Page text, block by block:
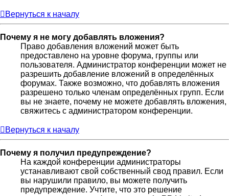
Вернуться к началу
Почему я не могу добавлять вложения?
Право добавления вложений может быть
предоставлено на уровне форума, группы или
пользователя. Администратор конференции может не
разрешить добавление вложений в определённых
форумах. Также возможно, что добавлять вложения
разрешено только членам определённых групп. Если
вы не знаете, почему не можете добавлять вложения,
свяжитесь с администратором конференции.
Вернуться к началу
Почему я получил предупреждение?
На каждой конференции администраторы
устанавливают свой собственный свод правил. Если
вы нарушили правило, вы можете получить
предупреждение. Учтите, что это решение